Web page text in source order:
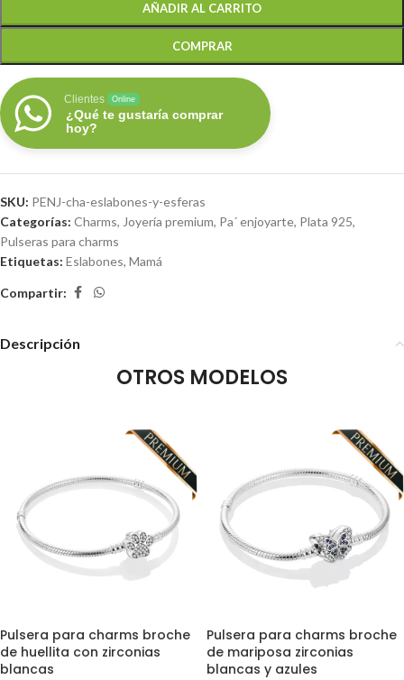
AÑADIR AL CARRITO
COMPRAR
Clientes Online
¿Qué te gustaría comprar
hoy?
SKU: PENJ-cha-eslabones-y-esferas
Categorías: Charms, Joyería premium, Pa´ enjoyarte, Plata 925,
Pulseras para charms
Etiquetas: Eslabones, Mamá
Compartir:
Descripción
OTROS MODELOS
Pulsera para charms broche
de huellita con zirconias
blancas
Pulsera para charms broche
de mariposa zirconias
blancas y azules